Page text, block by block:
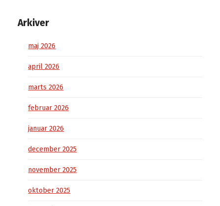
Arkiver
maj 2026
april 2026
marts 2026
februar 2026
januar 2026
december 2025
november 2025
oktober 2025